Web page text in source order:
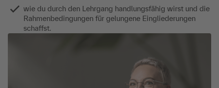
wie du durch den Lehrgang handlungsfähig wirst und die
Rahmenbedingungen für gelungene Eingliederungen
schaffst.